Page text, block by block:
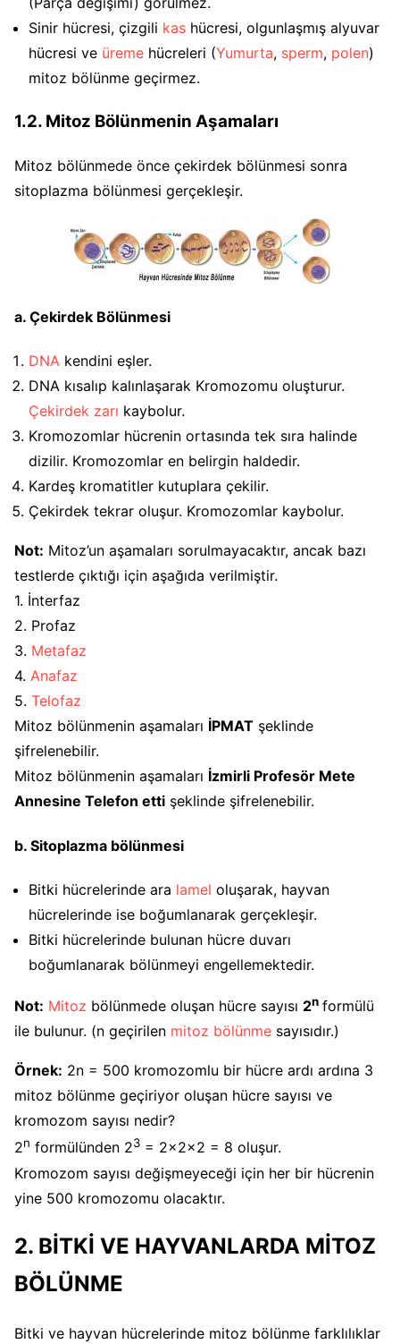
Sinir hücresi, çizgili kas hücresi, olgunlaşmış alyuvar
hücresi ve üreme hücreleri (Yumurta, sperm, polen)
mitoz bölünme geçirmez.
1.2. Mitoz Bölünmenin Aşamaları
Mitoz bölünmede önce çekirdek bölünmesi sonra
sitoplazma bölünmesi gerçekleşir.
a. Çekirdek Bölünmesi
DNA kendini eşler.
DNA kısalıp kalınlaşarak Kromozomu oluşturur.
Çekirdek zarı kaybolur.
Kromozomlar hücrenin ortasında tek sıra halinde
dizilir. Kromozomlar en belirgin haldedir.
Kardeş kromatitler kutuplara çekilir.
Çekirdek tekrar oluşur. Kromozomlar kaybolur.
Not: Mitoz’un aşamaları sorulmayacaktır, ancak bazı
testlerde çıktığı için aşağıda verilmiştir.
1. İnterfaz
2. Profaz
3. Metafaz
4. Anafaz
5. Telofaz
Mitoz bölünmenin aşamaları İPMAT şeklinde
şifrelenebilir.
Mitoz bölünmenin aşamaları İzmirli Profesör Mete
Annesine Telefon etti şeklinde şifrelenebilir.
b. Sitoplazma bölünmesi
Bitki hücrelerinde ara lamel oluşarak, hayvan
hücrelerinde ise boğumlanarak gerçekleşir.
Bitki hücrelerinde bulunan hücre duvarı
boğumlanarak bölünmeyi engellemektedir.
Not: Mitoz bölünmede oluşan hücre sayısı 2n formülü
ile bulunur. (n geçirilen mitoz bölünme sayısıdır.)
Örnek: 2n = 500 kromozomlu bir hücre ardı ardına 3
mitoz bölünme geçiriyor oluşan hücre sayısı ve
kromozom sayısı nedir?
2n formülünden 23 = 2x2x2 = 8 oluşur.
Kromozom sayısı değişmeyeceği için her bir hücrenin
yine 500 kromozomu olacaktır.
2. BİTKİ VE HAYVANLARDA MİTOZ
BÖLÜNME
Bitki ve hayvan hücrelerinde mitoz bölünme farklılıklar